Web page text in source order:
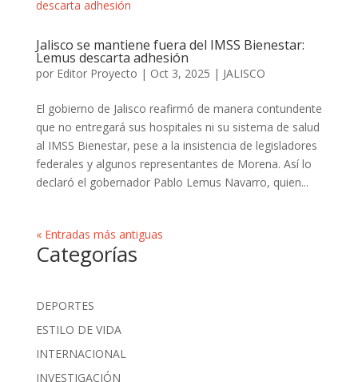
Jalisco se mantiene fuera del IMSS Bienestar:
Lemus descarta adhesión
por Editor Proyecto | Oct 3, 2025 | JALISCO
El gobierno de Jalisco reafirmó de manera contundente
que no entregará sus hospitales ni su sistema de salud
al IMSS Bienestar, pese a la insistencia de legisladores
federales y algunos representantes de Morena. Así lo
declaró el gobernador Pablo Lemus Navarro, quien...
« Entradas más antiguas
Categorías
DEPORTES
ESTILO DE VIDA
INTERNACIONAL
INVESTIGACIÓN